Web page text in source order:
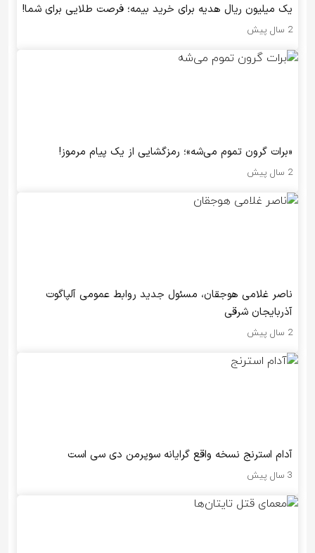
یک میلیون ریال هدیه برای خرید بیمه؛ فرصت طلایی برای شما!
2 سال پیش
«برات گرون تموم می‌شه»؛ رمزگشایی از یک پیام مرموز!
2 سال پیش
ناصر غلامی هوجقان، مسئول جدید روابط عمومی آلپاگوت
آذربایجان شرقی
2 سال پیش
آدام استرنج نسخه واقع گرایانه سوپرمن دی سی است
3 سال پیش